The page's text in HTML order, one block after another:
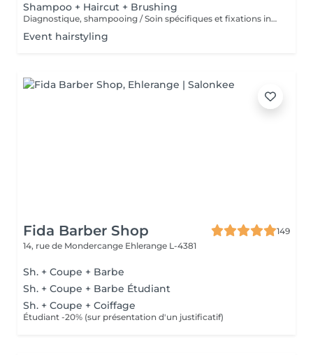
Shampoo + Haircut + Brushing
Diagnostique, shampooing / Soin spécifiques et fixations inclus
Event hairstyling
Fida Barber Shop
149
14, rue de Mondercange Ehlerange L-4381
Sh. + Coupe + Barbe
Sh. + Coupe + Barbe Étudiant
Sh. + Coupe + Coiffage
Étudiant -20% (sur présentation d'un justificatif)